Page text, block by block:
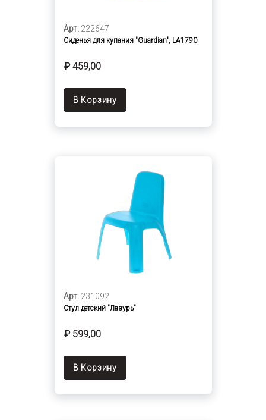
Арт. 222647
Сиденья для купания "Guardian", LA1790
₽ 459,00
В Корзину
Арт. 231092
Стул детский "Лазурь"
₽ 599,00
В Корзину